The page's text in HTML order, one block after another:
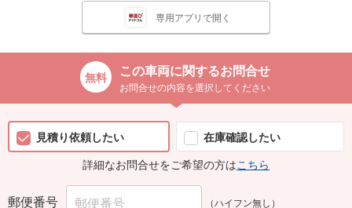
専用アプリで開く
この車両に関するお問合せ
お問合せの内容を選択してください
見積り依頼したい
在庫確認したい
詳細なお問合せをご希望の方はこちら
郵便番号 （ハイフン無し）